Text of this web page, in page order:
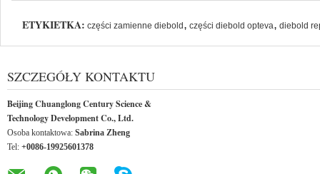
ETYKIETKA: części zamienne diebold , części diebold opteva, diebold
SZCZEGÓŁY KONTAKTU
Beijing Chuanglong Century Science &
Technology Development Co., Ltd.
Osoba kontaktowa: Sabrina Zheng
Tel: +0086-19925601378